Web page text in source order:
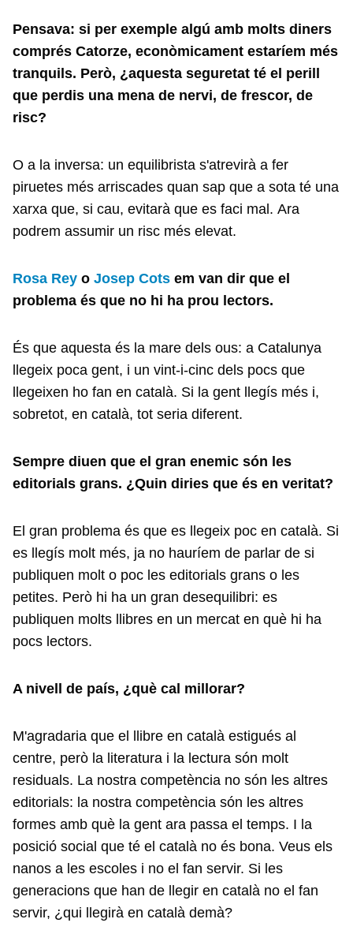
Pensava: si per exemple algú amb molts diners
comprés Catorze, econòmicament estaríem més
tranquils. Però, ¿aquesta seguretat té el perill
que perdis una mena de nervi, de frescor, de
risc?
O a la inversa: un equilibrista s'atrevirà a fer
piruetes més arriscades quan sap que a sota té una
xarxa que, si cau, evitarà que es faci mal. Ara
podrem assumir un risc més elevat.
Rosa Rey o Josep Cots em van dir que el
problema és que no hi ha prou lectors.
És que aquesta és la mare dels ous: a Catalunya
llegeix poca gent, i un vint-i-cinc dels pocs que
llegeixen ho fan en català. Si la gent llegís més i,
sobretot, en català, tot seria diferent.
Sempre diuen que el gran enemic són les
editorials grans. ¿Quin diries que és en veritat?
El gran problema és que es llegeix poc en català. Si
es llegís molt més, ja no hauríem de parlar de si
publiquen molt o poc les editorials grans o les
petites. Però hi ha un gran desequilibri: es
publiquen molts llibres en un mercat en què hi ha
pocs lectors.
A nivell de país, ¿què cal millorar?
M'agradaria que el llibre en català estigués al
centre, però la literatura i la lectura són molt
residuals. La nostra competència no són les altres
editorials: la nostra competència són les altres
formes amb què la gent ara passa el temps. I la
posició social que té el català no és bona. Veus els
nanos a les escoles i no el fan servir. Si les
generacions que han de llegir en català no el fan
servir, ¿qui llegirà en català demà?